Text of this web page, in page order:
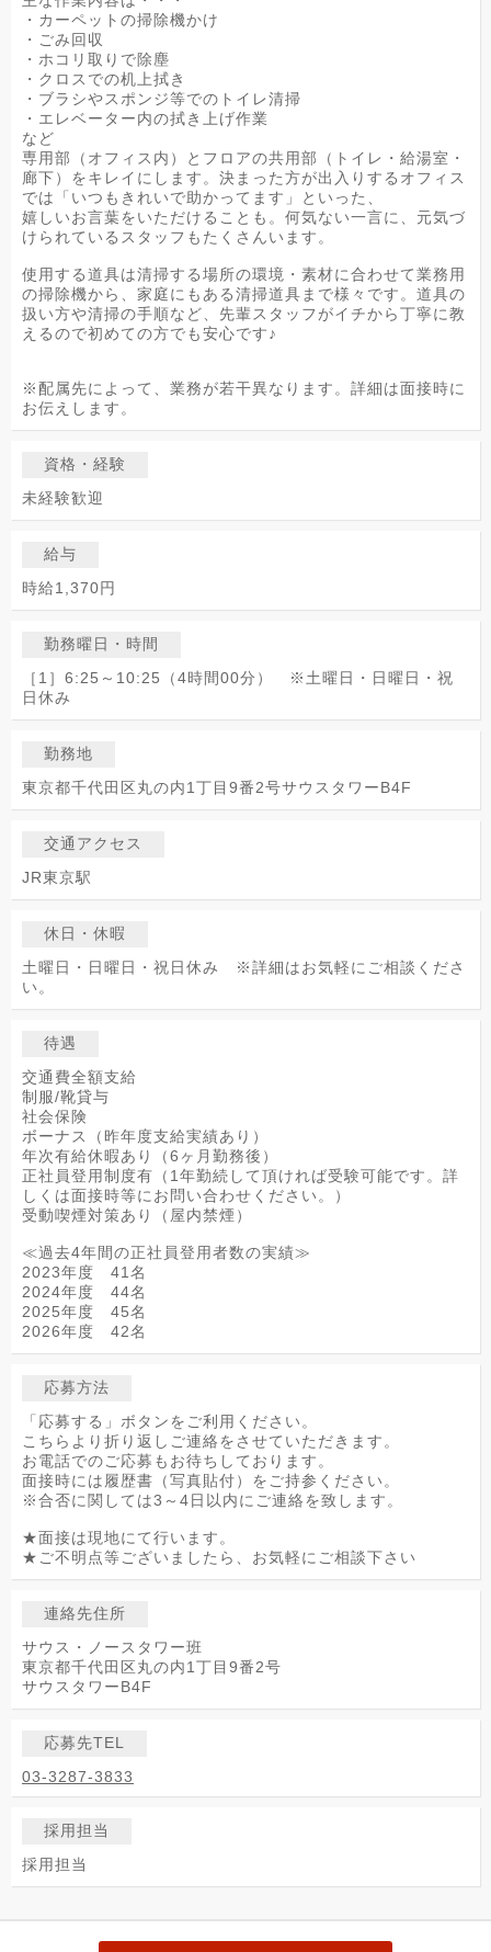
・カーペットの掃除機かけ
・ごみ回収
・ホコリ取りで除塵
・クロスでの机上拭き
・ブラシやスポンジ等でのトイレ清掃
・エレベーター内の拭き上げ作業
など
専用部（オフィス内）とフロアの共用部（トイレ・給湯室・
廊下）をキレイにします。決まった方が出入りするオフィス
では「いつもきれいで助かってます」といった、
嬉しいお言葉をいただけることも。何気ない一言に、元気づ
けられているスタッフもたくさんいます。
使用する道具は清掃する場所の環境・素材に合わせて業務用
の掃除機から、家庭にもある清掃道具まで様々です。道具の
扱い方や清掃の手順など、先輩スタッフがイチから丁寧に教
えるので初めての方でも安心です♪
※配属先によって、業務が若干異なります。詳細は面接時に
お伝えします。
資格・経験
未経験歓迎
給与
時給1,370円
勤務曜日・時間
［1］6:25～10:25（4時間00分） ※土曜日・日曜日・祝
日休み
勤務地
東京都千代田区丸の内1丁目9番2号サウスタワーB4F
交通アクセス
JR東京駅
休日・休暇
土曜日・日曜日・祝日休み ※詳細はお気軽にご相談くださ
い。
待遇
交通費全額支給
制服/靴貸与
社会保険
ボーナス（昨年度支給実績あり）
年次有給休暇あり（6ヶ月勤務後）
正社員登用制度有（1年勤続して頂ければ受験可能です。詳
しくは面接時等にお問い合わせください。）
受動喫煙対策あり（屋内禁煙）
≪過去4年間の正社員登用者数の実績≫
2023年度 41名
2024年度 44名
2025年度 45名
2026年度 42名
応募方法
「応募する」ボタンをご利用ください。
こちらより折り返しご連絡をさせていただきます。
お電話でのご応募もお待ちしております。
面接時には履歴書（写真貼付）をご持参ください。
※合否に関しては3～4日以内にご連絡を致します。
★面接は現地にて行います。
★ご不明点等ございましたら、お気軽にご相談下さい
連絡先住所
サウス・ノースタワー班
東京都千代田区丸の内1丁目9番2号
サウスタワーB4F
応募先TEL
03-3287-3833
採用担当
採用担当